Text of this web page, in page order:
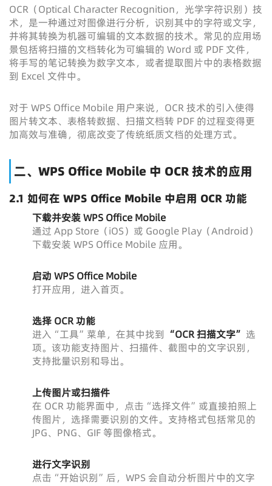
OCR（Optical Character Recognition，光学字符识别）技
术，是一种通过对图像进行分析，识别其中的字符或文字，
并将其转换为机器可编辑的文本数据的技术。常见的应用场
景包括将扫描的文档转化为可编辑的 Word 或 PDF 文件，
将手写的笔记转换为数字文本，或者提取图片中的表格数据
到 Excel 文件中。
对于 WPS Office Mobile 用户来说，OCR 技术的引入使得
图片转文本、表格转数据、扫描文档转 PDF 的过程变得更
加高效与准确，彻底改变了传统纸质文档的处理方式。
二、WPS Office Mobile 中 OCR 技术的应用
2.1 如何在 WPS Office Mobile 中启用 OCR 功能
下载并安装 WPS Office Mobile
通过 App Store（iOS）或 Google Play（Android）
下载安装 WPS Office Mobile 应用。
启动 WPS Office Mobile
打开应用，进入首页。
选择 OCR 功能
进入“工具”菜单，在其中找到 “OCR 扫描文字” 选
项。该功能支持图片、扫描件、截图中的文字识别，
支持批量识别和导出。
上传图片或扫描件
在 OCR 功能界面中，点击“选择文件”或直接拍照上
传图片，选择需要识别的文件。支持格式包括常见的
JPG、PNG、GIF 等图像格式。
进行文字识别
点击“开始识别”后，WPS 会自动分析图片中的文字